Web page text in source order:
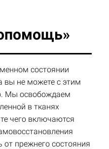
состоянии
вы не можете с этим
Мы освобождаем
в тканях
чего включаются
прежнего состояния